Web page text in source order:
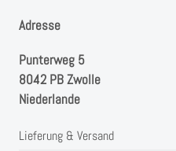
Adresse
Punterweg 5
8042 PB Zwolle
Niederlande
Lieferung & Versand